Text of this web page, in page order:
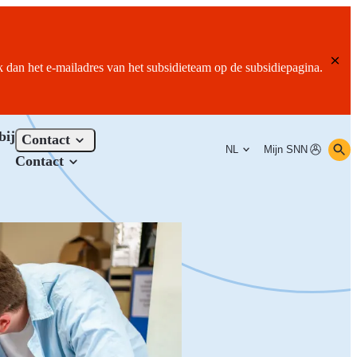
het e-mailadres van het subsidieteam op de subsidiepagina.
Contact
Contact
NL Mijn SNN